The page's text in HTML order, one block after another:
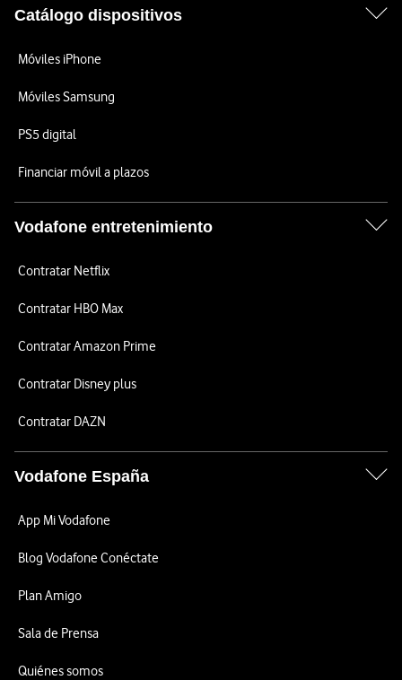
Catálogo dispositivos
Móviles iPhone
Móviles Samsung
PS5 digital
Financiar móvil a plazos
Vodafone entretenimiento
Contratar Netflix
Contratar HBO Max
Contratar Amazon Prime
Contratar Disney plus
Contratar DAZN
Vodafone España
App Mi Vodafone
Blog Vodafone Conéctate
Plan Amigo
Sala de Prensa
Quiénes somos